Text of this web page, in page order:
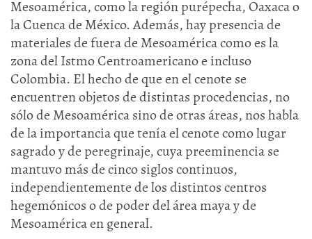
Mesoamérica, como la región purépecha, Oaxaca o
la Cuenca de México. Además, hay presencia de
materiales de fuera de Mesoamérica como es la
zona del Istmo Centroamericano e incluso
Colombia. El hecho de que en el cenote se
encuentren objetos de distintas procedencias, no
sólo de Mesoamérica sino de otras áreas, nos habla
de la importancia que tenía el cenote como lugar
sagrado y de peregrinaje, cuya preeminencia se
mantuvo más de cinco siglos continuos,
independientemente de los distintos centros
hegemónicos o de poder del área maya y de
Mesoamérica en general.